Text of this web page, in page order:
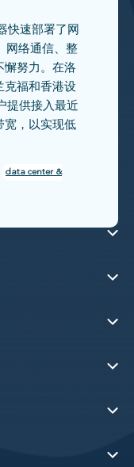
快速部署了网
网络通信、整
懈努力。在洛
克福和香港设
提供接入最近
宽，以实现低
data center &